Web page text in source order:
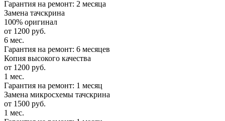
Гарантия на ремонт: 2 месяца
Замена тачскрина
100% оригинал
от 1200 руб.
6 мес.
Гарантия на ремонт: 6 месяцев
Копия высокого качества
от 1200 руб.
1 мес.
Гарантия на ремонт: 1 месяц
Замена микросхемы тачскрина
от 1500 руб.
1 мес.